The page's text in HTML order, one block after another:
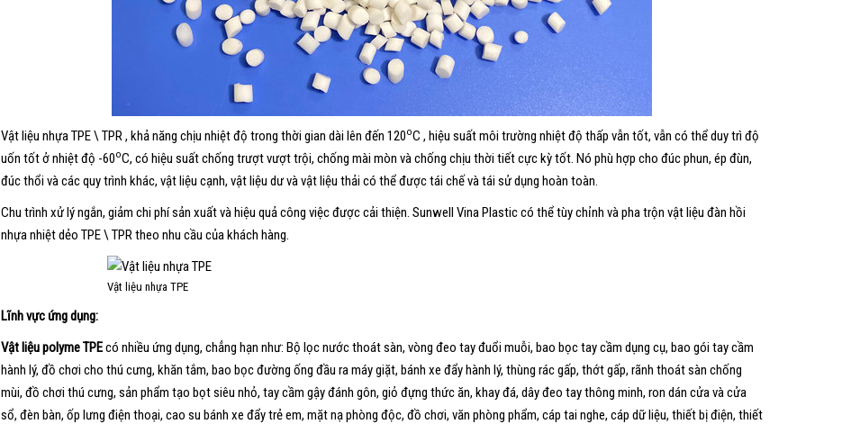
Vật liệu nhựa TPE \ TPR , khả năng chịu nhiệt độ trong thời gian dài lên đến 120oC , hiệu suất môi trường nhiệt độ thấp vẫn tốt, vẫn có thể duy trì độ
uốn tốt ở nhiệt độ -60oC, có hiệu suất chống trượt vượt trội, chống mài mòn và chống chịu thời tiết cực kỳ tốt. Nó phù hợp cho đúc phun, ép đùn,
đúc thổi và các quy trình khác, vật liệu cạnh, vật liệu dư và vật liệu thải có thể được tái chế và tái sử dụng hoàn toàn.
Chu trình xử lý ngắn, giảm chi phí sản xuất và hiệu quả công việc được cải thiện. Sunwell Vina Plastic có thể tùy chỉnh và pha trộn vật liệu đàn hồi
nhựa nhiệt dẻo TPE \ TPR theo nhu cầu của khách hàng.
Vật liệu nhựa TPE
Lĩnh vực ứng dụng:
Vật liệu polyme TPEcó nhiều ứng dụng, chẳng hạn như: Bộ lọc nước thoát sàn, vòng đeo tay đuổi muỗi, bao bọc tay cầm dụng cụ, bao gói tay cầm
hành lý, đồ chơi cho thú cưng, khăn tắm, bao bọc đường ống đầu ra máy giặt, bánh xe đẩy hành lý, thùng rác gấp, thớt gấp, rãnh thoát sàn chống
mùi, đồ chơi thú cưng, sản phẩm tạo bọt siêu nhỏ, tay cầm gậy đánh gôn, giỏ đựng thức ăn, khay đá, dây đeo tay thông minh, ron dán cửa và cửa
sổ, đèn bàn, ốp lưng điện thoại, cao su bánh xe đẩy trẻ em, mặt nạ phòng độc, đồ chơi, văn phòng phẩm, cáp tai nghe, cáp dữ liệu, thiết bị điện, thiết